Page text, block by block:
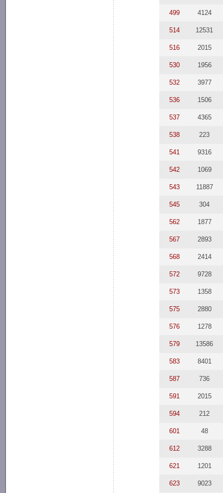
499 4124
514 12531
516 2015
530 1956
532 3977
536 1506
537 4365
538 223
541 9316
542 1069
543 11887
545 304
562 1877
567 2893
568 2414
572 9728
573 1358
575 2880
576 1278
579 13586
583 8401
587 736
591 2015
594 212
601 48
612 3288
621 1201
623 9023